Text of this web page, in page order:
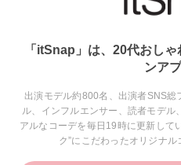
「itSnap」は、20代おし
ンア
出演モデル約800名、出演者SNS
ル、インフルエンサー、読者モデル
アルなコーデを毎日19時に更新して
ク”にこだわったオリジナル